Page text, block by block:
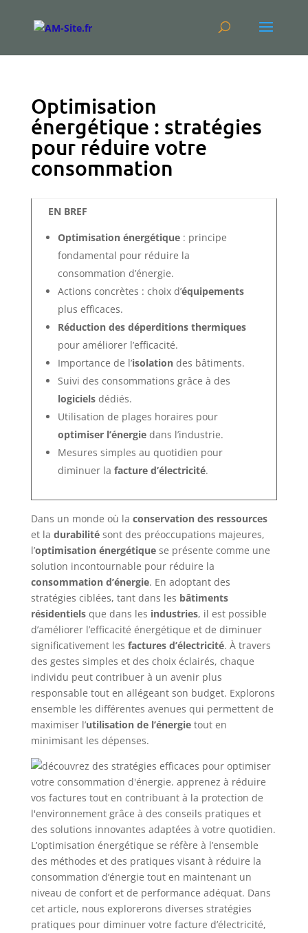
Optimisation
énergétique : stratégies
pour réduire votre
consommation
EN BREF
Optimisation énergétique: principe
fondamental pour réduire la
consommation d’énergie.
Actions concrètes : choix d’équipements
plus efficaces.
Réduction des déperditions thermiques
pour améliorer l’efficacité.
Importance de l’isolationdes bâtiments.
Suivi des consommations grâce à des
logicielsdédiés.
Utilisation de plages horaires pour
optimiser l’énergiedans l’industrie.
Mesures simples au quotidien pour
diminuer la facture d’électricité.
Dans un monde où la conservation des ressources
et la durabilitésont des préoccupations majeures,
l’optimisation énergétiquese présente comme une
solution incontournable pour réduire la
consommation d’énergie. En adoptant des
stratégies ciblées, tant dans les bâtiments
résidentielsque dans les industries, il est possible
d’améliorer l’efficacité énergétique et de diminuer
significativement les factures d’électricité. À travers
des gestes simples et des choix éclairés, chaque
individu peut contribuer à un avenir plus
responsable tout en allégeant son budget. Explorons
ensemble les différentes avenues qui permettent de
maximiser l’utilisation de l’énergietout en
minimisant les dépenses.
L’optimisation énergétique se réfère à l’ensemble
des méthodes et des pratiques visant à réduire la
consommation d’énergie tout en maintenant un
niveau de confort et de performance adéquat. Dans
cet article, nous explorerons diverses stratégies
pratiques pour diminuer votre facture d’électricité,